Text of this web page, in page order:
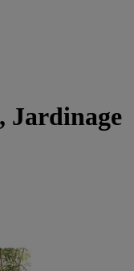
Jardinage